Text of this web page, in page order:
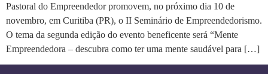
Pastoral do Empreendedor promovem, no próximo dia 10 de
novembro, em Curitiba (PR), o II Seminário de Empreendedorismo.
O tema da segunda edição do evento beneficente será “Mente
Empreendedora – descubra como ter uma mente saudável para […]